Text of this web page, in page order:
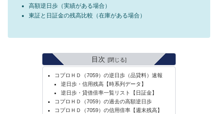
高額逆日歩（実績がある場合）
東証と日証金の残高比較（在庫がある場合）
目次
コプロＨＤ（7059）の逆日歩（品貸料）速報
逆日歩・信用残高【時系列データ】
逆日歩・貸借倍率一覧リスト【日証金】
コプロＨＤ（7059）の過去の高額逆日歩
コプロＨＤ（7059）の信用倍率【週末残高】